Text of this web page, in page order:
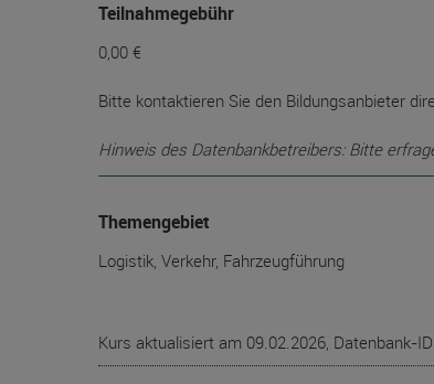
Teilnahmegebühr
0,00 €
Bitte kontaktieren Sie den Bildungsanbieter
Hinweis des Datenbankbetreibers: Bitte
Themengebiet
Logistik, Verkehr, Fahrzeugführung
Kurs aktualisiert am 09.02.2026, Datenbank-